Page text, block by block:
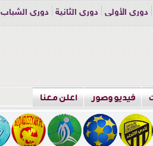
دوري الأولى دوري الثانية
دوري الشباب
فيديو وصور اعلن معنا